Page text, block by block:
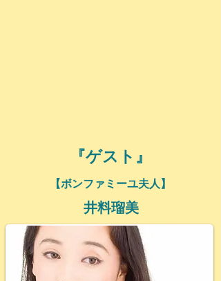
『​ゲスト』
【​ボンファミーユ夫人 】
井料瑠美